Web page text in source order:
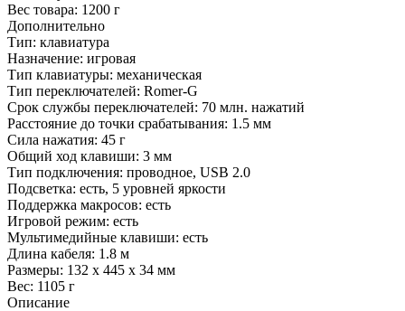
Вес товара: 1200 г
Дополнительно
Тип: клавиатура
Назначение: игровая
Тип клавиатуры: механическая
Тип переключателей: Romer-G
Срок службы переключателей: 70 млн. нажатий
Расстояние до точки срабатывания: 1.5 мм
Сила нажатия: 45 г
Общий ход клавиши: 3 мм
Тип подключения: проводное, USB 2.0
Подсветка: есть, 5 уровней яркости
Поддержка макросов: есть
Игровой режим: есть
Мультимедийные клавиши: есть
Длина кабеля: 1.8 м
Размеры: 132 х 445 х 34 мм
Вес: 1105 г
Описание